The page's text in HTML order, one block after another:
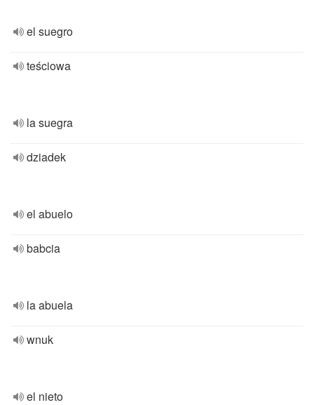
el suegro
teściowa
la suegra
dziadek
el abuelo
babcia
la abuela
wnuk
el nieto